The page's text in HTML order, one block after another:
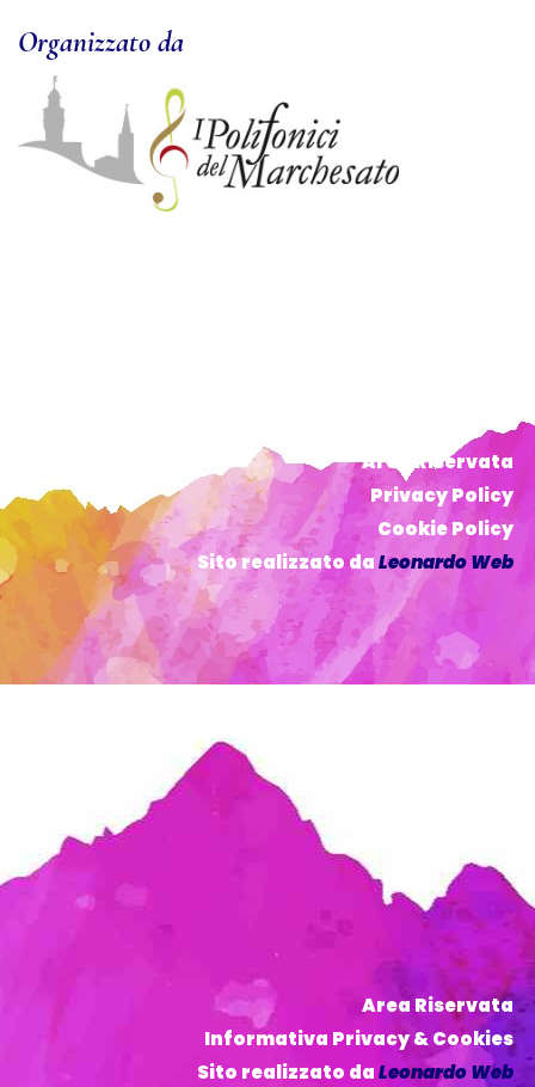
Organizzato da
Area Riservata
Privacy Policy
Cookie Policy
Sito realizzato daLeonardo Web
Area Riservata
Informativa Privacy & Cookies
Sito realizzato daLeonardo Web